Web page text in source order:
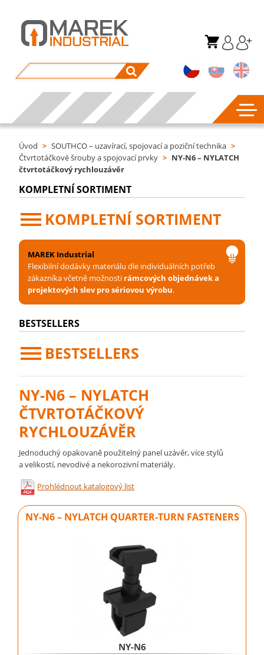
Úvod > SOUTHCO – uzavírací, spojovací a poziční technika >
Čtvrtotáčkové šrouby a spojovací prvky > NY-N6 – NYLATCH
čtvrtotáčkový rychlouzávěr
KOMPLETNÍ SORTIMENT
KOMPLETNÍ SORTIMENT
MAREK Industrial
Flexibilní dodávky materiálu dle individuálních potřeb
zákazníka včetně možnosti rámcových objednávek a
projektových slev pro sériovou výrobu.
BESTSELLERS
BESTSELLERS
NY-N6 – NYLATCH
ČTVRTOTÁČKOVÝ
RYCHLOUZÁVĚR
Jednoduchý opakovaně použitelný panel uzávěr, více stylů
a velikostí, nevodivé a nekorozivní materiály.
Prohlédnout katalogový list
NY-N6 – NYLATCH QUARTER-TURN FASTENERS
NY-N6